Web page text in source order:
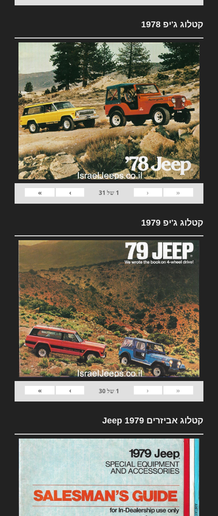
קטלוג ג'יפ 1978
«
‹
1 של 31
›
»
קטלוג ג'יפ 1979
«
‹
1 של30
›
»
קטלוג אביזרים 1979 Jeep